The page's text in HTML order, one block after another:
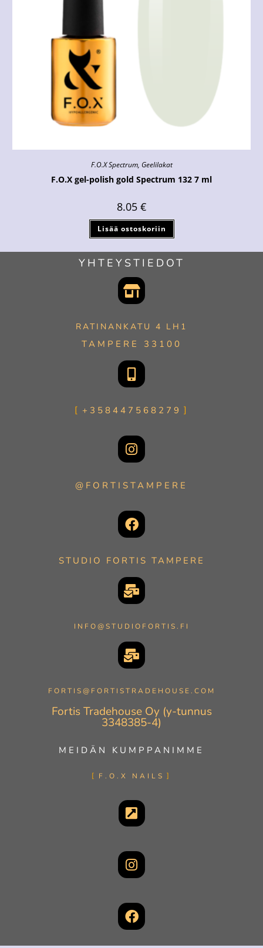
F.O.X Spectrum, Geelilakat
F.O.X gel-polish gold Spectrum 132 7 ml
8.05 €
Lisää ostoskoriin
YHTEYSTIEDOT
RATINANKATU 4 LH1
TAMPERE 33100
+358447568279
@FORTISTAMPERE
STUDIO FORTIS TAMPERE
INFO@STUDIOFORTIS.FI
FORTIS@FORTISTRADEHOUSE.COM
Fortis Tradehouse Oy (y-tunnus
3348385-4)
MEIDÄN KUMPPANIMME
F.O.X NAILS